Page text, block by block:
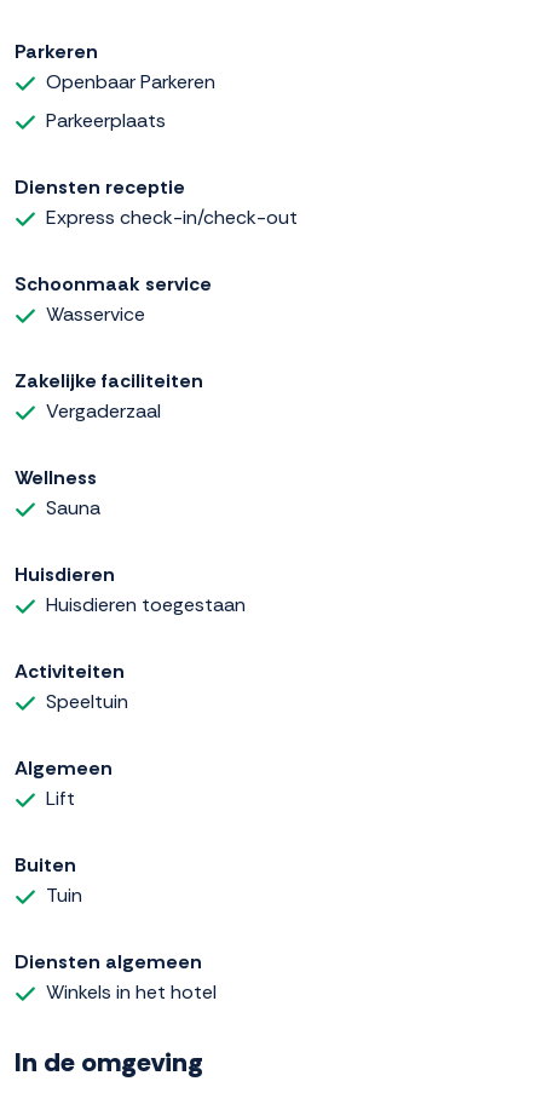
Parkeren
Openbaar Parkeren
Parkeerplaats
Diensten receptie
Express check-in/check-out
Schoonmaak service
Wasservice
Zakelijke faciliteiten
Vergaderzaal
Wellness
Sauna
Huisdieren
Huisdieren toegestaan
Activiteiten
Speeltuin
Algemeen
Lift
Buiten
Tuin
Diensten algemeen
Winkels in het hotel
In de omgeving